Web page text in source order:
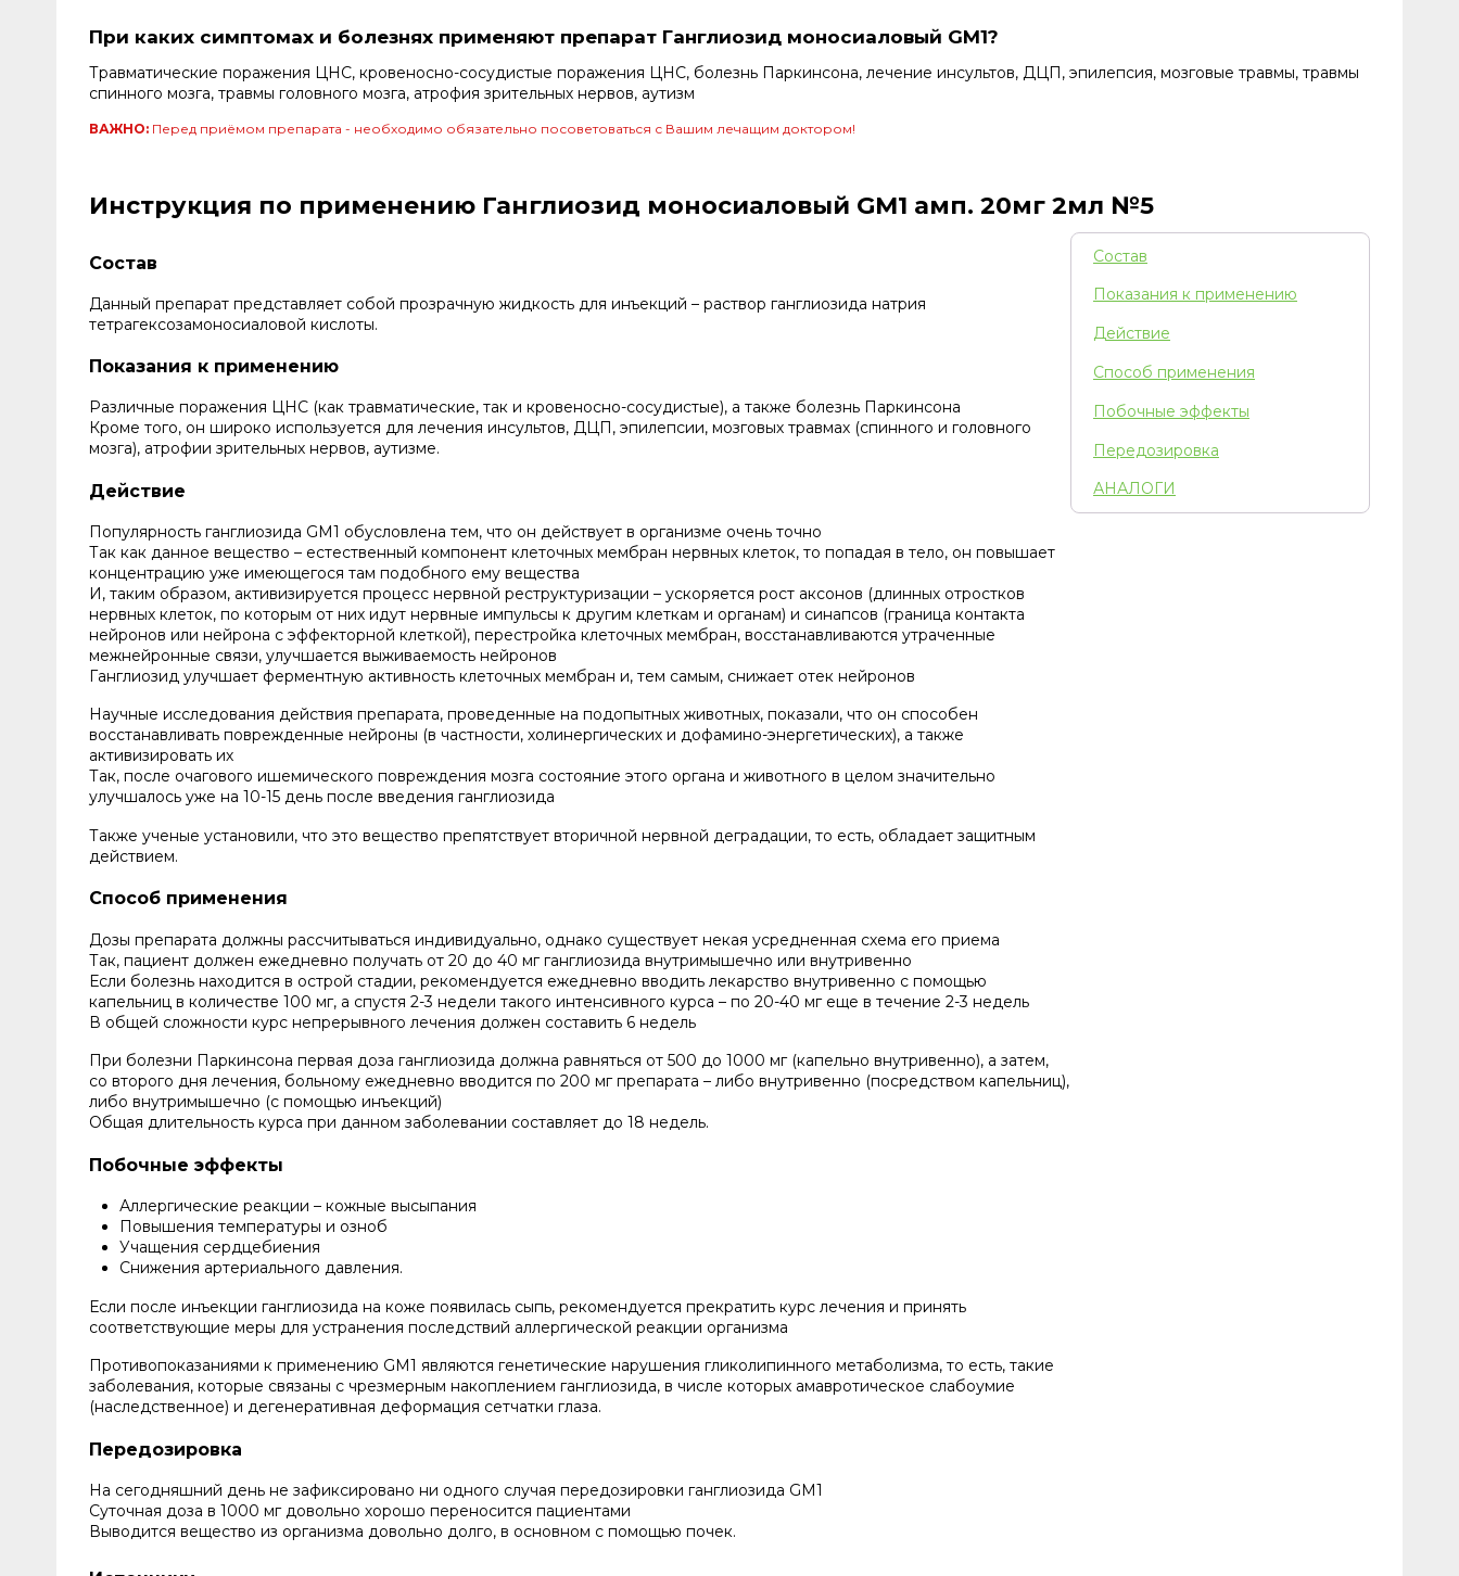
При каких симптомах и болезнях применяют препарат Ганглиозид моносиаловый GM1?
Травматические поражения ЦНС, кровеносно-сосудистые поражения ЦНС, болезнь Паркинсона, лечение инсультов, ДЦП, эпилепсия, мозговые травмы, травмы
спинного мозга, травмы головного мозга, атрофия зрительных нервов, аутизм
ВАЖНО: Перед приёмом препарата - необходимо обязательно посоветоваться с Вашим лечащим доктором!
Инструкция по применению Ганглиозид моносиаловый GM1 амп. 20мг 2мл №5
Состав
Данный препарат представляет собой прозрачную жидкость для инъекций – раствор ганглиозида натрия
тетрагексозамоносиаловой кислоты.
Показания к применению
Различные поражения ЦНС (как травматические, так и кровеносно-сосудистые), а также болезнь Паркинсона
Кроме того, он широко используется для лечения инсультов, ДЦП, эпилепсии, мозговых травмах (спинного и головного
мозга), атрофии зрительных нервов, аутизме.
Действие
Популярность ганглиозида GM1 обусловлена тем, что он действует в организме очень точно
Так как данное вещество – естественный компонент клеточных мембран нервных клеток, то попадая в тело, он повышает
концентрацию уже имеющегося там подобного ему вещества
И, таким образом, активизируется процесс нервной реструктуризации – ускоряется рост аксонов (длинных отростков
нервных клеток, по которым от них идут нервные импульсы к другим клеткам и органам) и синапсов (граница контакта
нейронов или нейрона с эффекторной клеткой), перестройка клеточных мембран, восстанавливаются утраченные
межнейронные связи, улучшается выживаемость нейронов
Ганглиозид улучшает ферментную активность клеточных мембран и, тем самым, снижает отек нейронов
Научные исследования действия препарата, проведенные на подопытных животных, показали, что он способен
восстанавливать поврежденные нейроны (в частности, холинергических и дофамино-энергетических), а также
активизировать их
Так, после очагового ишемического повреждения мозга состояние этого органа и животного в целом значительно
улучшалось уже на 10-15 день после введения ганглиозида
Также ученые установили, что это вещество препятствует вторичной нервной деградации, то есть, обладает защитным
действием.
Способ применения
Дозы препарата должны рассчитываться индивидуально, однако существует некая усредненная схема его приема
Так, пациент должен ежедневно получать от 20 до 40 мг ганглиозида внутримышечно или внутривенно
Если болезнь находится в острой стадии, рекомендуется ежедневно вводить лекарство внутривенно с помощью
капельниц в количестве 100 мг, а спустя 2-3 недели такого интенсивного курса – по 20-40 мг еще в течение 2-3 недель
В общей сложности курс непрерывного лечения должен составить 6 недель
При болезни Паркинсона первая доза ганглиозида должна равняться от 500 до 1000 мг (капельно внутривенно), а затем,
со второго дня лечения, больному ежедневно вводится по 200 мг препарата – либо внутривенно (посредством капельниц),
либо внутримышечно (с помощью инъекций)
Общая длительность курса при данном заболевании составляет до 18 недель.
Побочные эффекты
Аллергические реакции – кожные высыпания
Повышения температуры и озноб
Учащения сердцебиения
Снижения артериального давления.
Если после инъекции ганглиозида на коже появилась сыпь, рекомендуется прекратить курс лечения и принять
соответствующие меры для устранения последствий аллергической реакции организма
Противопоказаниями к применению GM1 являются генетические нарушения гликолипинного метаболизма, то есть, такие
заболевания, которые связаны с чрезмерным накоплением ганглиозида, в числе которых амавротическое слабоумие
(наследственное) и дегенеративная деформация сетчатки глаза.
Передозировка
На сегодняшний день не зафиксировано ни одного случая передозировки ганглиозида GM1
Суточная доза в 1000 мг довольно хорошо переносится пациентами
Выводится вещество из организма довольно долго, в основном с помощью почек.
Состав
Показания к применению
Действие
Способ применения
Побочные эффекты
Передозировка
АНАЛОГИ